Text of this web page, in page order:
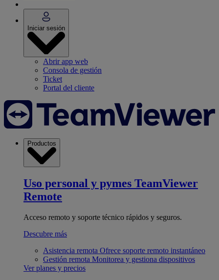
Iniciar sesión
Abrir app web
Consola de gestión
Ticket
Portal del cliente
Productos
Uso personal y pymes TeamViewer
Remote
Acceso remoto y soporte técnico rápidos y seguros.
Descubre más
Asistencia remota Ofrece soporte remoto instantáneo
Gestión remota Monitorea y gestiona dispositivos
Ver planes y precios